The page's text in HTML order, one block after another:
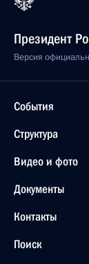
Президент
Версия
События
Структура
Видео и фото
Документы
Контакты
Поиск